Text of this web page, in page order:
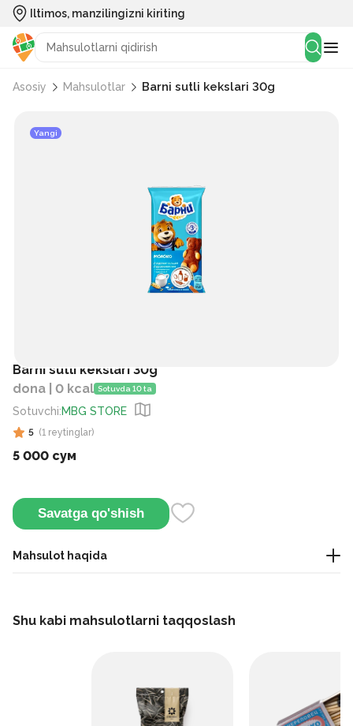
Iltimos, manzilingizni kiriting
Asosiy Mahsulotlar Barni sutli kekslari 30g
Yangi
Barni sutli kekslari 30g
dona | 0 kcal Sotuvda 10 ta
Sotuvchi:MBG STORE
5 (1 reytinglar)
5 000 сум
Savatga qo'shish
Mahsulot haqida
va tezkor tamaddi uchun mos.
Shu kabi mahsulotlarni taqqoslash